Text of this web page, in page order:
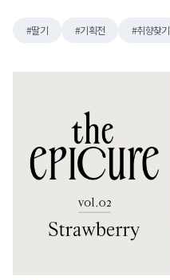
딸기 기획전 취향찾기